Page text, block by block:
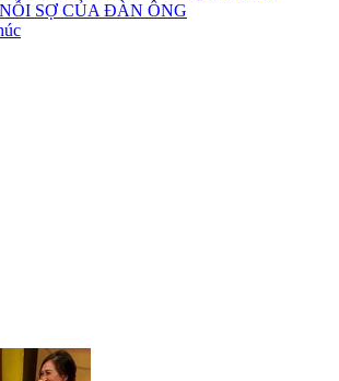
SỢ CỦA ĐÀN ÔNG